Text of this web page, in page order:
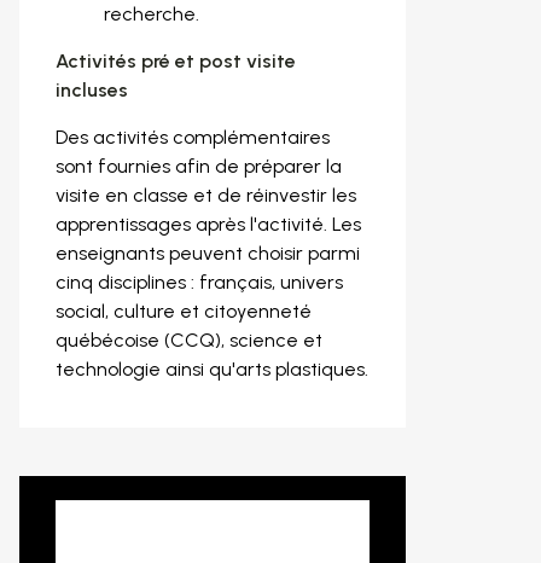
recherche.
Activités pré et post visite
incluses
Des activités complémentaires
sont fournies afin de préparer la
visite en classe et de réinvestir les
apprentissages après l'activité. Les
enseignants peuvent choisir parmi
cinq disciplines : français, univers
social, culture et citoyenneté
québécoise (CCQ), science et
technologie ainsi qu'arts plastiques.